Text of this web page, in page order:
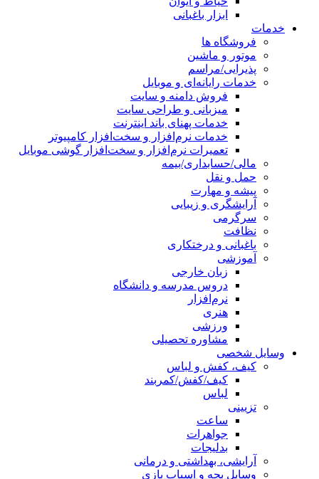
ابزار باغبانی
خدمات
فروشگاه ها
موتور و ماشین
پذیرایی/مراسم
خدمات رایانه‌ای و موبایل
فروش دامنه و سایت
میزبانی و طراحی سایت
خدمات پهنای باند اینترنت
خدمات نرم‌افزار و سخت‌افزار کامپیوتر
تعمیرات نرم‌افزار و سخت‌افزار گوشی موبایل
مالی/حسابداری/بیمه
حمل و نقل
پیشه و مهارت
آرایشگری و زیبایی
سرگرمی
نظافت
باغبانی و درختکاری
آموزشی
زبان خارجی
دروس مدرسه و دانشگاه
نرم‌افزار
هنری
ورزشی
مشاوره تحصیلی
وسایل شخصی
کیف، کفش و لباس
کیف/کفش/کمربند
لباس
تزیینی
ساعت
جواهرات
بدلیجات
آرایشی، بهداشتی و درمانی
وسایل بچه و اسباب بازی